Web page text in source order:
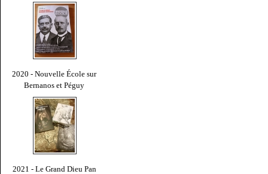
2020 - Nouvelle École sur
Bernanos et Péguy
2021 - Le Grand Dieu Pan